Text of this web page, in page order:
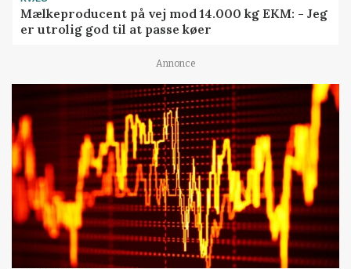
Mælkeproducent på vej mod 14.000 kg EKM: - Jeg
er utrolig god til at passe køer
Annonce